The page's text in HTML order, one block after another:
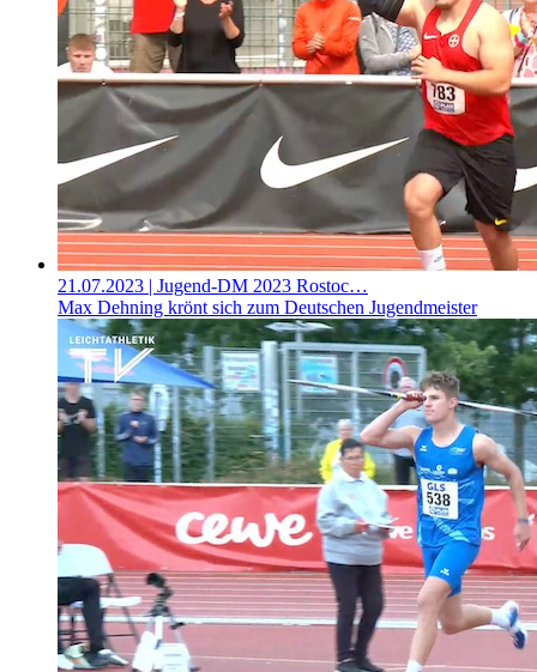
21.07.2023 | Jugend-DM 2023 Rostoc…
Max Dehning krönt sich zum Deutschen Jugendmeister